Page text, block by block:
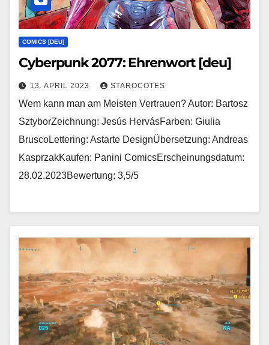
COMICS [DEU]
Cyberpunk 2077: Ehrenwort [deu]
13. APRIL 2023 STAROCOTES
Wem kann man am Meisten Vertrauen? Autor: Bartosz
SztyborZeichnung: Jesús HervásFarben: Giulia
BruscoLettering: Astarte DesignÜbersetzung: Andreas
KasprzakKaufen: Panini ComicsErscheinungsdatum:
28.02.2023Bewertung: 3,5/5